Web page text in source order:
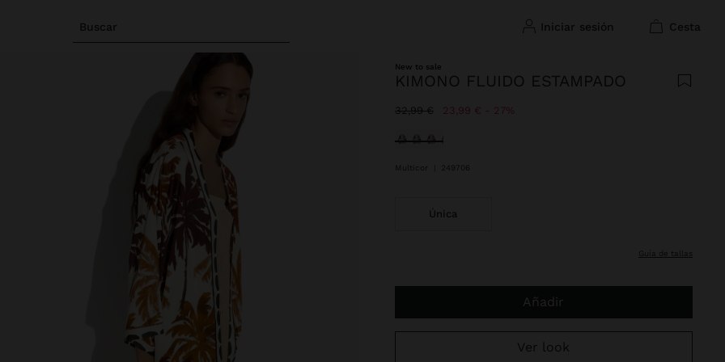
Buscar iniciar sesión cesta
New to sale
KIMONO FLUIDO ESTAMPADO
Precio rebajado de
32,99 €A 23,99 € 27%
Seleccionado
Multicor 249706
Única
guía de tallas
Añadir
Ver look